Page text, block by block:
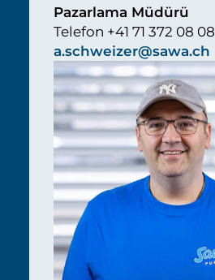
Pazarlama Müdürü
Telefon +41 71 372 08 08
a.schweizer@sawa.ch